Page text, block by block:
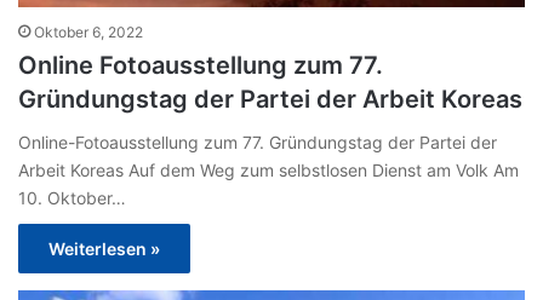
Oktober 6, 2022
Online Fotoausstellung zum 77.
Gründungstag der Partei der Arbeit Koreas
Online-Fotoausstellung zum 77. Gründungstag der Partei der
Arbeit Koreas Auf dem Weg zum selbstlosen Dienst am Volk Am
10. Oktober…
Weiterlesen »